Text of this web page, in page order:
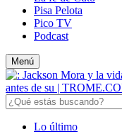
Pisa Pelota
Pico TV
Podcast
Menú
Lo último